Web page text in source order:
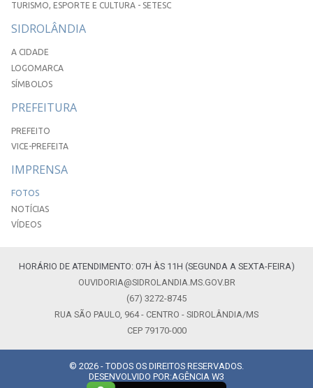
TURISMO, ESPORTE E CULTURA - SETESC
SIDROLÂNDIA
A CIDADE
LOGOMARCA
SÍMBOLOS
PREFEITURA
PREFEITO
VICE-PREFEITA
IMPRENSA
FOTOS
NOTÍCIAS
VÍDEOS
HORÁRIO DE ATENDIMENTO: 07H ÀS 11H (SEGUNDA A SEXTA-FEIRA)
OUVIDORIA@SIDROLANDIA.MS.GOV.BR
(67) 3272-8745
RUA SÃO PAULO, 964 - CENTRO - SIDROLÂNDIA/MS
CEP 79170-000
© 2026 - TODOS OS DIREITOS RESERVADOS.
DESENVOLVIDO POR:AGÊNCIA W3